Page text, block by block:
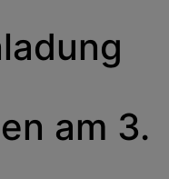
am 3.